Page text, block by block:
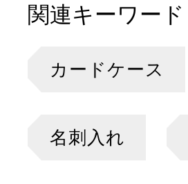
関連キーワード
カードケース
名刺入れ